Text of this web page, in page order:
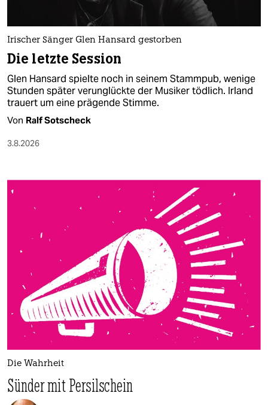
nord
wahrheit
verlag
verlag
genossenschaft
epaper login
Irischer Sänger Glen Hansard gestorben
Die letzte Session
Glen Hansard spielte noch in seinem Stammpub, wenige
Stunden später verunglückte der Musiker tödlich. Irland
trauert um eine prägende Stimme.
Von Ralf Sotscheck
3.8.2026
Die Wahrheit
Sünder mit Persilschein